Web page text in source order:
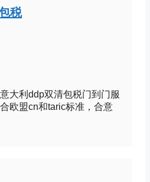
税
大利ddp双清包税门到门服
欧盟cn和taric标准，合意